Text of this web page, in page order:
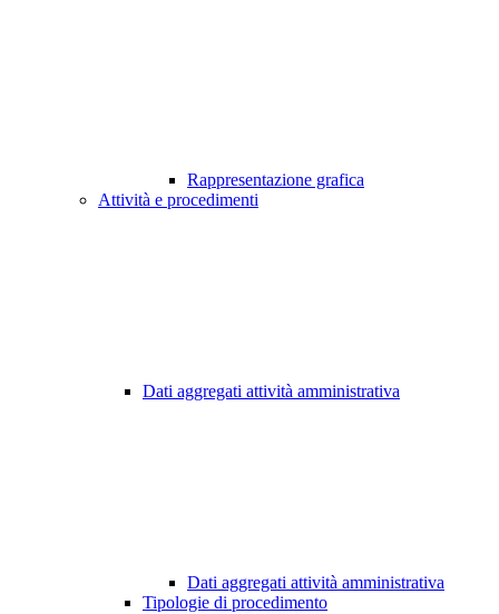
Rappresentazione grafica
Attività e procedimenti
Dati aggregati attività amministrativa
Dati aggregati attività amministrativa
Tipologie di procedimento